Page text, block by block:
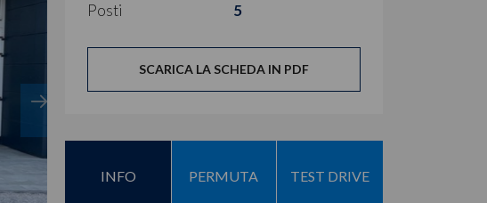
Posti
5
SCARICA LA SCHEDA IN PDF
INFO PERMUTA TEST DRIVE